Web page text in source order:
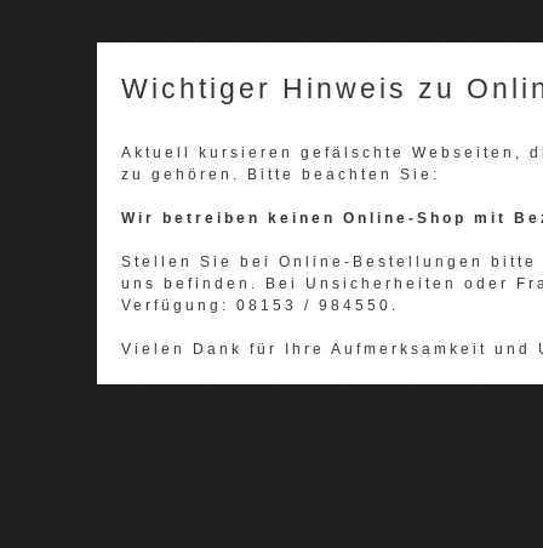
Wichtiger Hinweis zu
Aktuell kursieren gefälschte Webseiten,
zu gehören. Bitte beachten Sie:
Wir betreiben keinen Online-Shop mit
Stellen Sie bei Online-Bestellungen
uns befinden. Bei Unsicherheiten oder
Verfügung: 08153 / 984550.
Vielen Dank für Ihre Aufmerksamkeit und